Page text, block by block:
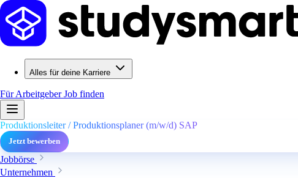
Alles für deine Karriere
Für ArbeitgeberJob finden
Produktionsleiter / Produktionsplaner (m/w/d) SAP
Jetzt bewerben
Jobbörse
Unternehmen